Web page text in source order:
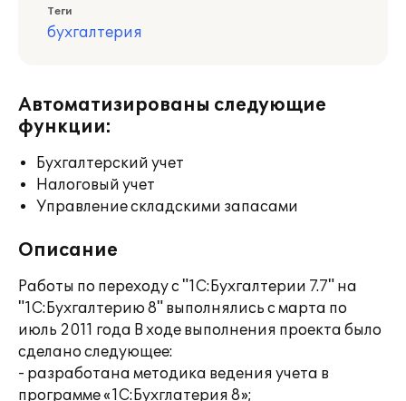
Теги
бухгалтерия
Автоматизированы следующие
функции:
Бухгалтерский учет
Налоговый учет
Управление складскими запасами
Описание
Работы по переходу с "1С:Бухгалтерии 7.7" на
"1С:Бухгалтерию 8" выполнялись с марта по
июль 2011 года В ходе выполнения проекта было
сделано следующее:
- разработана методика ведения учета в
программе «1С:Бухглатерия 8»;